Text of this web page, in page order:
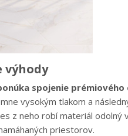
výhody
spojenie
vysokým tlakom a
z neho robí materiál odolný
priestorov.